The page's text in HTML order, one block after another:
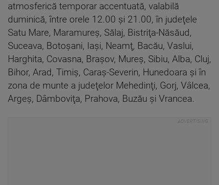
atmosferică temporar accentuată, valabilă
duminică, între orele 12.00 şi 21.00, în judeţele
Satu Mare, Maramureş, Sălaj, Bistriţa-Năsăud,
Suceava, Botoşani, Iaşi, Neamţ, Bacău, Vaslui,
Harghita, Covasna, Braşov, Mureş, Sibiu, Alba, Cluj,
Bihor, Arad, Timiş, Caraş-Severin, Hunedoara şi în
zona de munte a judeţelor Mehedinţi, Gorj, Vâlcea,
Argeş, Dâmboviţa, Prahova, Buzău şi Vrancea.